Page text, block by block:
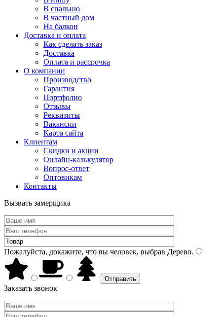
В спальню
В частный дом
На балкон
Доставка и оплата
Как сделать заказ
Доставка
Оплата и рассрочка
О компании
Производство
Гарантия
Портфолио
Отзывы
Реквизиты
Вакансии
Карта сайта
Клиентам
Скидки и акции
Онлайн-калькулятор
Вопрос-ответ
Оптовикам
Контакты
Вызвать замерщика
Пожалуйста, докажите, что вы человек, выбрав Дерево.
Заказать звонок